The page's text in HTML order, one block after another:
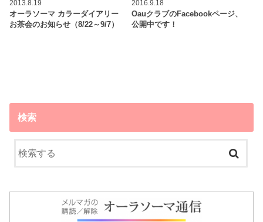
2013.8.19
オーラソーマ カラーダイアリー
お茶会のお知らせ（8/22～9/7）
2016.9.18
OauクラブのFacebookページ、
公開中です！
検索